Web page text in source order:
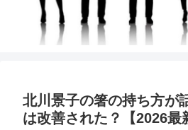
北川景子の箸の持ち方が
は改善された？【2026最